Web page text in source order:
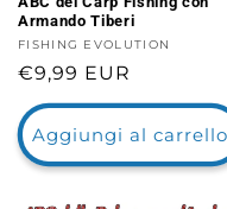
Armando Tiberi
Fornitore:
FISHING EVOLUTION
Prezzo
di
listino
€9,99 EUR
Aggiungi al carrello